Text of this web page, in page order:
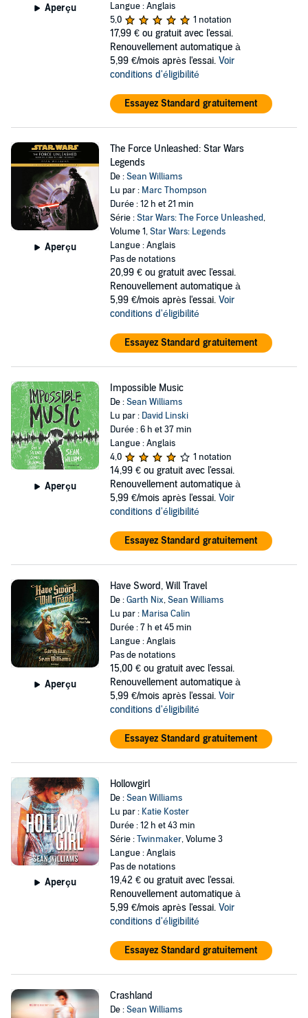
Aperçu
Langue : Anglais
5,0
1 notation
17,99 € ou gratuit avec l'essai.
Renouvellement automatique à
5,99 €/mois après l'essai. Voir
conditions d'éligibilité
Essayez Standard gratuitement
Aperçu
The Force Unleashed: Star Wars
Legends
De :Sean Williams
Lu par : Marc Thompson
Durée : 12 h et 21 min
Série :Star Wars: The Force Unleashed,
Volume 1,Star Wars: Legends
Langue : Anglais
Pas de notations
20,99 € ou gratuit avec l'essai.
Renouvellement automatique à
5,99 €/mois après l'essai. Voir
conditions d'éligibilité
Essayez Standard gratuitement
Aperçu
Impossible Music
De :Sean Williams
Lu par : David Linski
Durée : 6 h et 37 min
Langue : Anglais
4,0
1 notation
14,99 € ou gratuit avec l'essai.
Renouvellement automatique à
5,99 €/mois après l'essai. Voir
conditions d'éligibilité
Essayez Standard gratuitement
Aperçu
Have Sword, Will Travel
De :Garth Nix,Sean Williams
Lu par : Marisa Calin
Durée : 7 h et 45 min
Langue : Anglais
Pas de notations
15,00 € ou gratuit avec l'essai.
Renouvellement automatique à
5,99 €/mois après l'essai. Voir
conditions d'éligibilité
Essayez Standard gratuitement
Aperçu
Hollowgirl
De :Sean Williams
Lu par : Katie Koster
Durée : 12 h et 43 min
Série :Twinmaker, Volume 3
Langue : Anglais
Pas de notations
19,42 € ou gratuit avec l'essai.
Renouvellement automatique à
5,99 €/mois après l'essai. Voir
conditions d'éligibilité
Essayez Standard gratuitement
Crashland
De :Sean Williams